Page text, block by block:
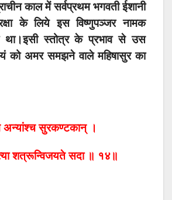
काल में सर्वप्रथम भगवती ईशानी
के लिये इस विष्णुपञ्जर नामक
था।इसी स्तोत्र के प्रभाव से उस
को अमर समझने वाले महिषासुर का
अन्यांश्च सुरकण्टकान् ।
शत्रून्विजयते सदा ॥ १४॥